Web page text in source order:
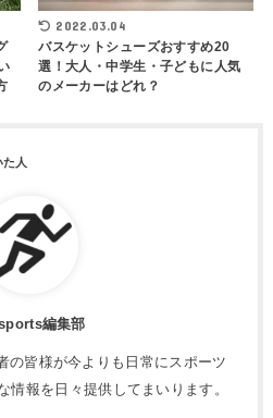
2022.03.04
バスケットシューズおすすめ20
選！大人・中学生・子どもに人気
のメーカーはどれ？
編集部
の皆様が今よりも日常にスポーツ
情報を日々提供してまいります。